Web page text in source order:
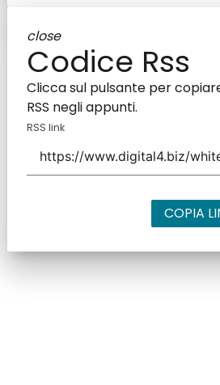
close
Codice Rss
Clicca sul pulsante per
RSS negli appunti.
RSS link
COPIA